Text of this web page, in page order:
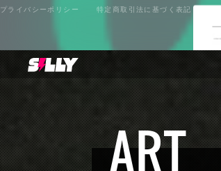
ART
プライバシーポリシー 特定商取引法に基づく表記